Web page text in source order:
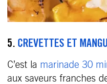
5. CREVETTES ET
C’est la marinade 30
aux saveurs franches